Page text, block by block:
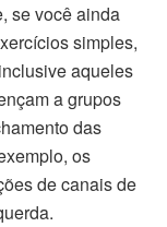
se você ainda
simples,
aqueles
a grupos
das
os
de canais de